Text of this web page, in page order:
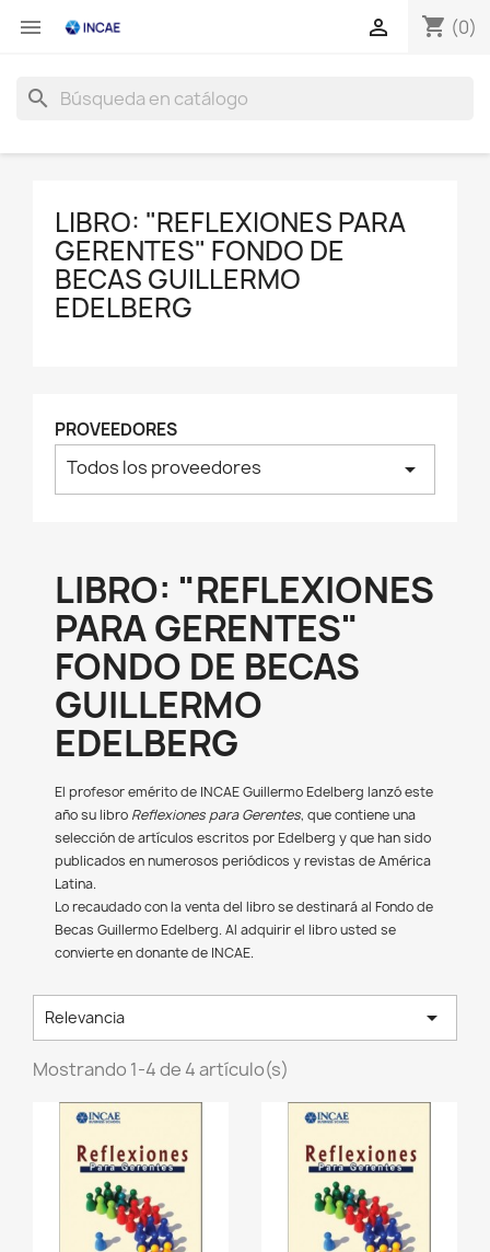
 shopping_cart (0)

search
LIBRO: "REFLEXIONES PARA
GERENTES" FONDO DE
BECAS GUILLERMO
EDELBERG
PROVEEDORES
Todos los proveedores arrow_drop_down
LIBRO: "REFLEXIONES
PARA GERENTES"
FONDO DE BECAS
GUILLERMO
EDELBERG
El profesor emérito de INCAE Guillermo Edelberg lanzó este
año su libro Reflexiones para Gerentes, que contiene una
selección de artículos escritos por Edelberg y que han sido
publicados en numerosos periódicos y revistas de América
Latina.
Lo recaudado con la venta del libro se destinará al Fondo de
Becas Guillermo Edelberg. Al adquirir el libro usted se
convierte en donante de INCAE.
Relevancia 
Mostrando 1-4 de 4 artículo(s)